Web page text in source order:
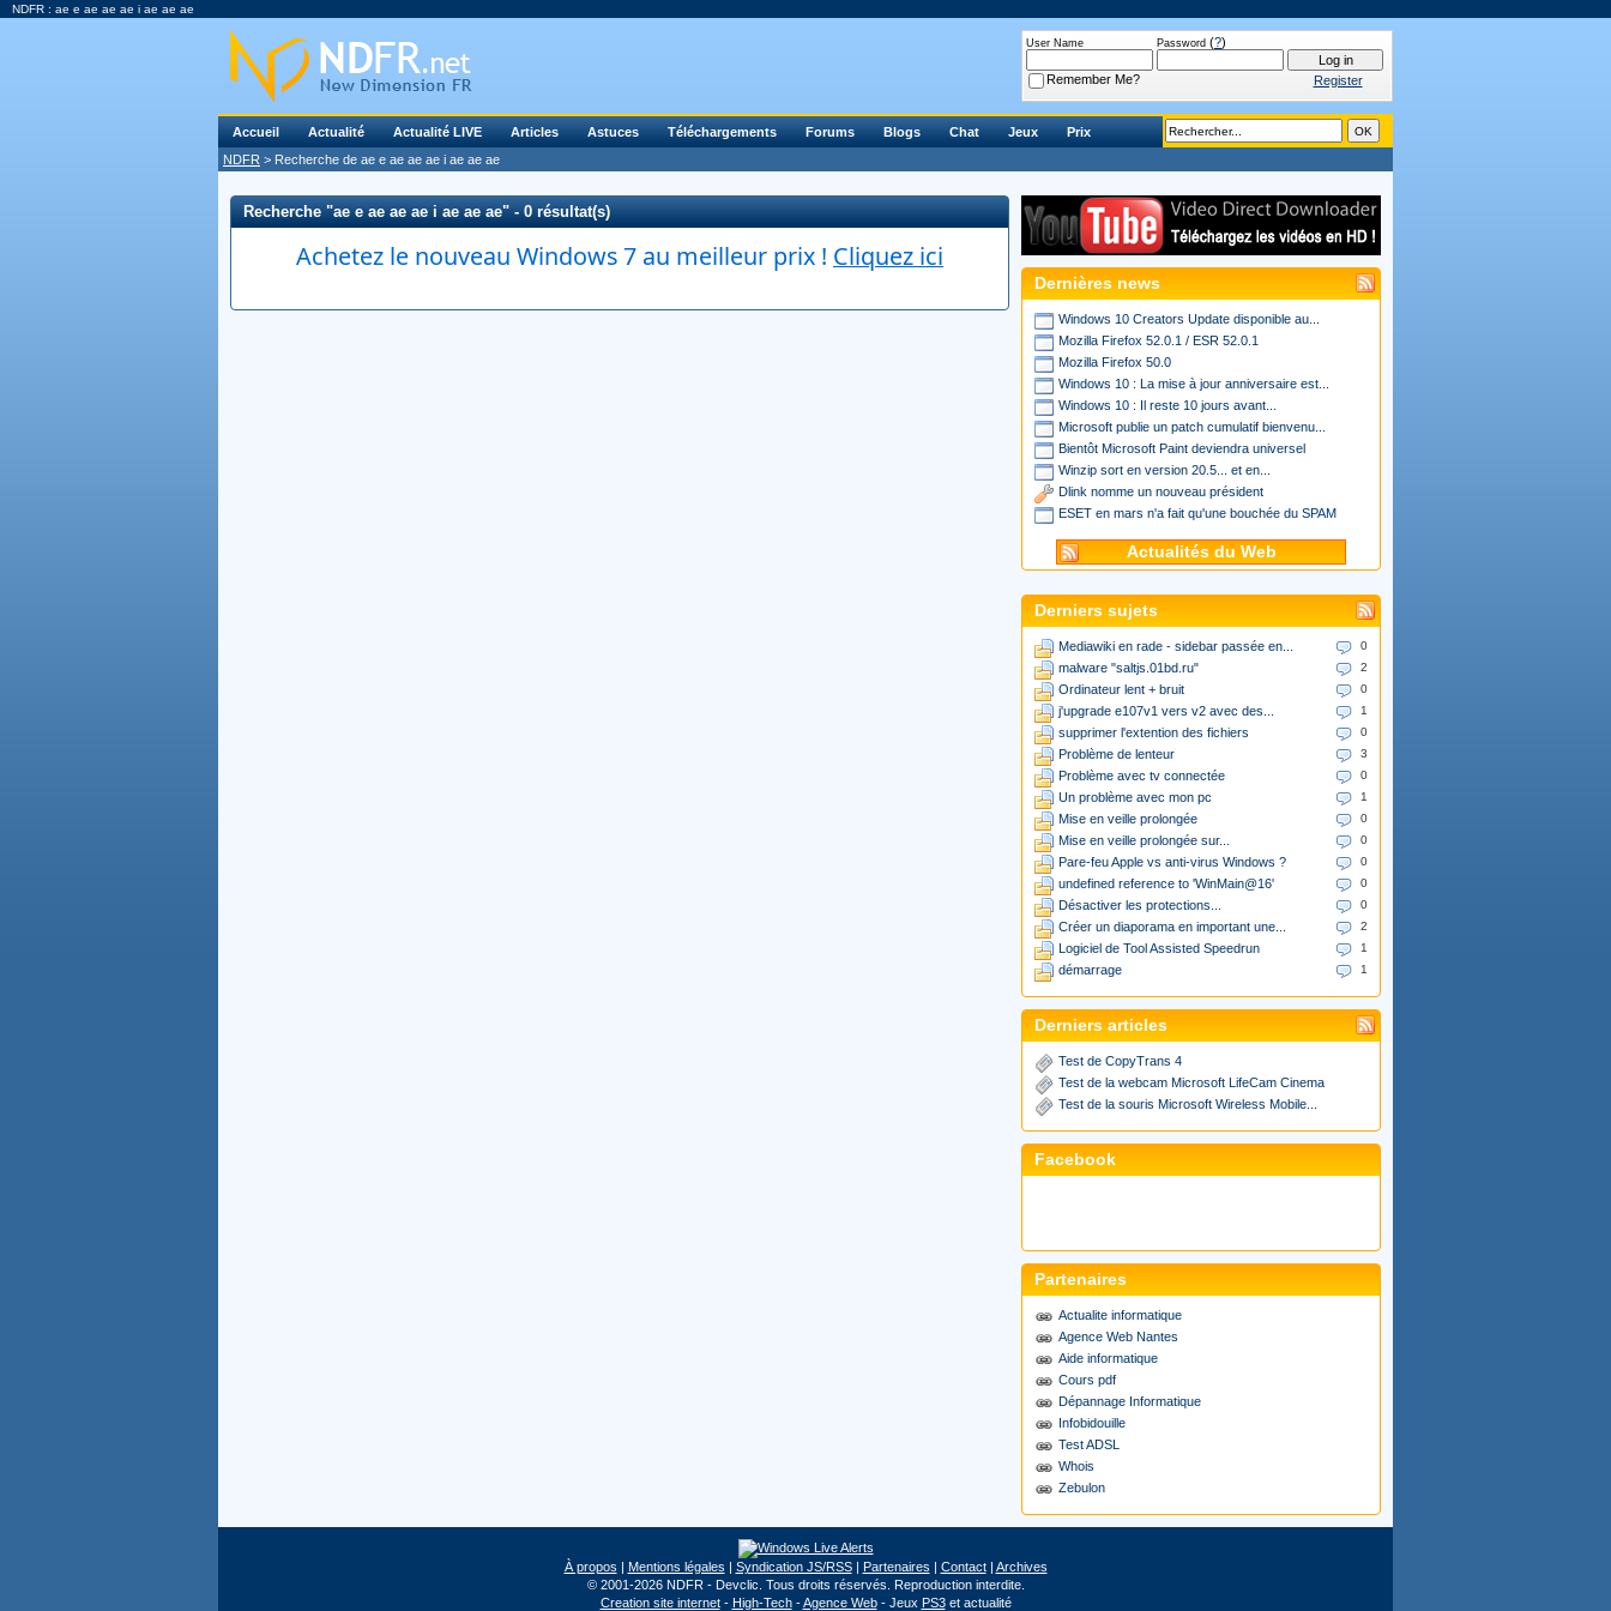
NDFR : ae e ae ae ae i ae ae ae
Accueil Actualité Actualité LIVE Articles Astuces Téléchargements Forums Blogs Chat Jeux
Prix
NDFR > Recherche de ae e ae ae ae i ae ae ae
User Name Password (?)
Remember Me? Register
Recherche "ae e ae ae ae i ae ae ae" - 0 résultat(s)
Achetez le nouveau Windows 7 au meilleur prix ! Cliquez ici
Dernières news
Windows 10 Creators Update disponible au...
Mozilla Firefox 52.0.1 / ESR 52.0.1
Mozilla Firefox 50.0
Windows 10 : La mise à jour anniversaire est...
Windows 10 : Il reste 10 jours avant...
Microsoft publie un patch cumulatif bienvenu...
Bientôt Microsoft Paint deviendra universel
Winzip sort en version 20.5... et en...
Dlink nomme un nouveau président
ESET en mars n'a fait qu'une bouchée du SPAM
Actualités du Web
Derniers sujets
0
Mediawiki en rade - sidebar passée en...
2
malware "saltjs.01bd.ru"
0
Ordinateur lent + bruit
1
j'upgrade e107v1 vers v2 avec des...
0
supprimer l'extention des fichiers
3
Problème de lenteur
0
Problème avec tv connectée
1
Un problème avec mon pc
0
Mise en veille prolongée
0
Mise en veille prolongée sur...
0
Pare-feu Apple vs anti-virus Windows ?
0
undefined reference to 'WinMain@16'
0
Désactiver les protections...
2
Créer un diaporama en important une...
1
Logiciel de Tool Assisted Speedrun
1
démarrage
Derniers articles
Test de CopyTrans 4
Test de la webcam Microsoft LifeCam Cinema
Test de la souris Microsoft Wireless Mobile...
Facebook
Partenaires
Actualite informatique
Agence Web Nantes
Aide informatique
Cours pdf
Dépannage Informatique
Infobidouille
Test ADSL
Whois
Zebulon
À propos | Mentions légales | Syndication JS/RSS| Partenaires | Contact| Archives
© 2001-2026 NDFR - Devclic. Tous droits réservés. Reproduction interdite.
Creation site internet- High-Tech-Agence Web- Jeux PS3et actualité